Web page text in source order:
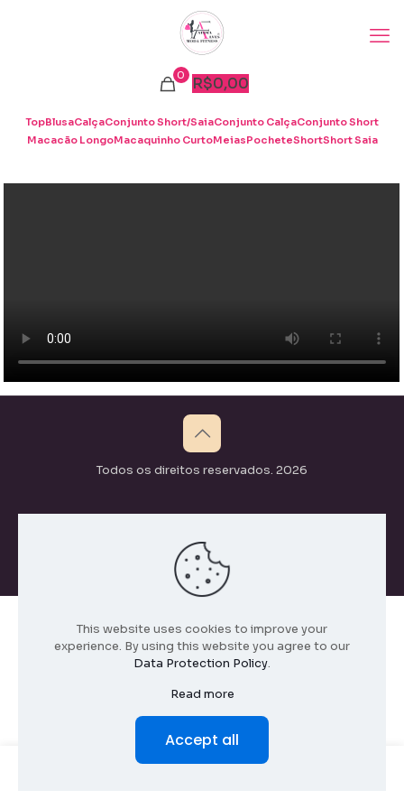
0 R$0,00
TopBlusaCalçaConjunto Short/SaiaConjunto CalçaConjunto Short
Macacão LongoMacaquinho CurtoMeiasPocheteShortShort Saia
Todos os direitos reservados. 2026
This website uses cookies to improve your
experience. By using this website you agree to our
Data Protection Policy.
Read more
Accept all